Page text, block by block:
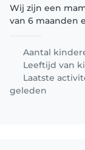
Wij zijn een
van 6 maanden
turks, perzisch,
wonen in delft,
station op
zoeken..
Aantal
Leeftijd van
Laatste
geleden